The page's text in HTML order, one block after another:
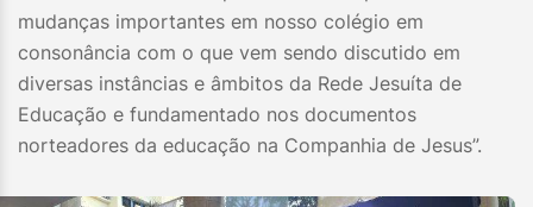
mudanças importantes em nosso colégio em
consonância com o que vem sendo discutido em
diversas instâncias e âmbitos da Rede Jesuíta de
Educação e fundamentado nos documentos
norteadores da educação na Companhia de Jesus”.